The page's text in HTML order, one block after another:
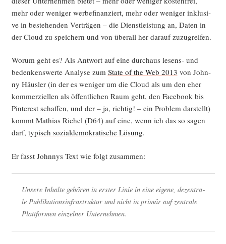
mehr oder weni­ger wer­be­fi­nan­ziert, mehr oder weni­ger inklu­si­
ve in bestehen­den Ver­trä­gen – die Dienst­leis­tung an, Daten in
der Cloud zu spei­chern und von über­all her dar­auf zuzugreifen.
Wor­um geht es? Als Ant­wort auf eine durch­aus lesens- und
beden­kens­wer­te Ana­ly­se zum Sta­te of the Web 2013 von John­
ny Häus­ler (in der es weni­ger um die Cloud als um den eher
kom­mer­zi­el­len als öffent­li­chen Raum geht, den Face­book bis
Pin­te­rest schaf­fen, und der – ja, rich­tig! – ein Pro­blem dar­stellt)
kommt Mathi­as Richel (D64) auf eine, wenn ich das so sagen
darf, typisch sozi­al­de­mo­kra­ti­sche Lösung.
Er fasst John­nys Text wie folgt zusammen:
Unse­re Inhal­te gehö­ren in ers­ter Linie in eine eige­ne, dezen­tra­
le Publi­ka­ti­ons­in­fra­struk­tur und nicht in pri­mär auf zen­tra­le
Platt­for­men ein­zel­ner Unternehmen.